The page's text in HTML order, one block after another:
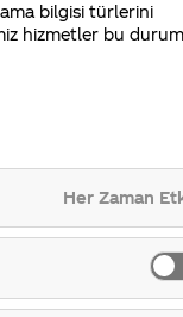
ederiz.bilgisi türlerini
hizmetler bu
Her Zaman